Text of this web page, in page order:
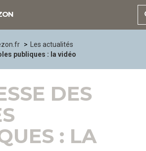
Les actualités
publiques : la vidéo
DES
: LA